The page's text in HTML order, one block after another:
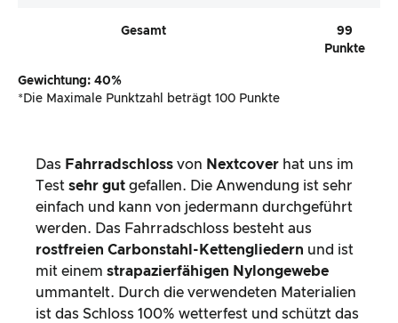
Gesamt
99
Punkte
Gewichtung: 40%
*Die Maximale Punktzahl beträgt 100 Punkte
Das Fahrradschloss von Nextcover hat uns im
Test sehr gut gefallen. Die Anwendung ist sehr
einfach und kann von jedermann durchgeführt
werden. Das Fahrradschloss besteht aus
rostfreien Carbonstahl-Kettengliedern und ist
mit einem strapazierfähigen Nylongewebe
ummantelt. Durch die verwendeten Materialien
ist das Schloss 100% wetterfest und schützt das